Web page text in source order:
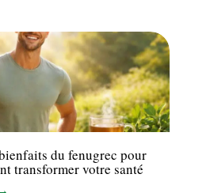
du fenugrec pour
transformer votre santé